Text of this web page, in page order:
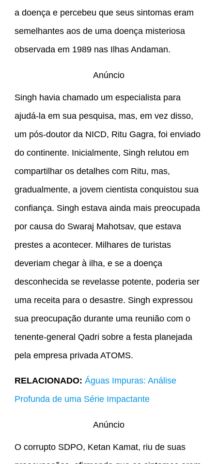
a doença e percebeu que seus sintomas eram
semelhantes aos de uma doença misteriosa
observada em 1989 nas Ilhas Andaman.
Anúncio
Singh havia chamado um especialista para
ajudá-la em sua pesquisa, mas, em vez disso,
um pós-doutor da NICD, Ritu Gagra, foi enviado
do continente. Inicialmente, Singh relutou em
compartilhar os detalhes com Ritu, mas,
gradualmente, a jovem cientista conquistou sua
confiança. Singh estava ainda mais preocupada
por causa do Swaraj Mahotsav, que estava
prestes a acontecer. Milhares de turistas
deveriam chegar à ilha, e se a doença
desconhecida se revelasse potente, poderia ser
uma receita para o desastre. Singh expressou
sua preocupação durante uma reunião com o
tenente-general Qadri sobre a festa planejada
pela empresa privada ATOMS.
RELACIONADO: Águas Impuras: Análise
Profunda de uma Série Impactante
Anúncio
O corrupto SDPO, Ketan Kamat, riu de suas